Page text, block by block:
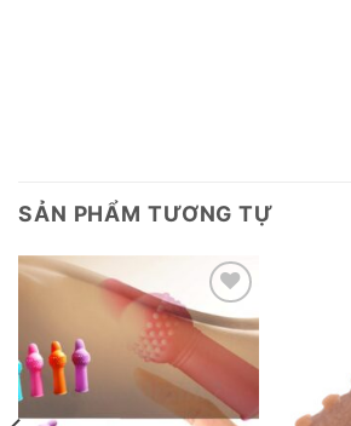
SẢN PHẨM TƯƠNG TỰ
Add to
wishlist